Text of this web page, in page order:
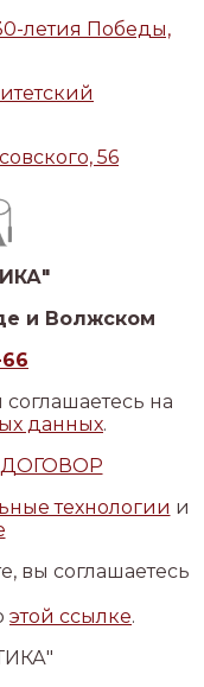
летия Победы,
56
и Волжском
соглашаетесь на
данных.
ДОГОВОР
технологии и
вы соглашаетесь
этой ссылке.